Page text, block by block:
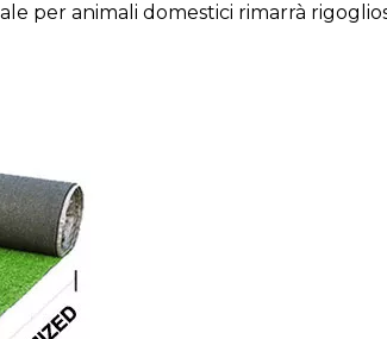
per animali domestici rimarrà